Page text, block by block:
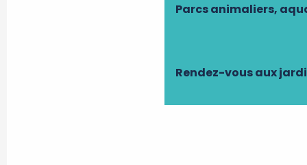
Parcs animaliers,
Rendez-vous aux